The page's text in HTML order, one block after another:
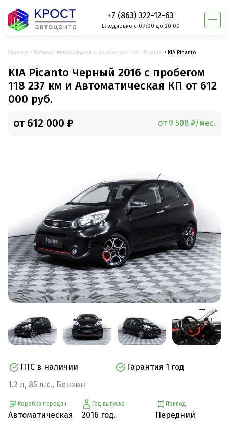
+7 (863) 322-12-63
Ежедневно с 09:00 до 20:00
Главная Каталог автомобилей с пробегом KIA Picanto KIA Picanto
KIA Picanto Черный 2016 с пробегом
118 237 км и Автоматическая КП от 612
000 руб.
от 612 000 ₽ от 9 508 ₽/мес.
ПТС в наличии
Гарантия 1 год
1.2 л, 85 л.с., Бензин
Коробка передач
Автоматическая
Год выпуска
2016 год.
Привод
Передний